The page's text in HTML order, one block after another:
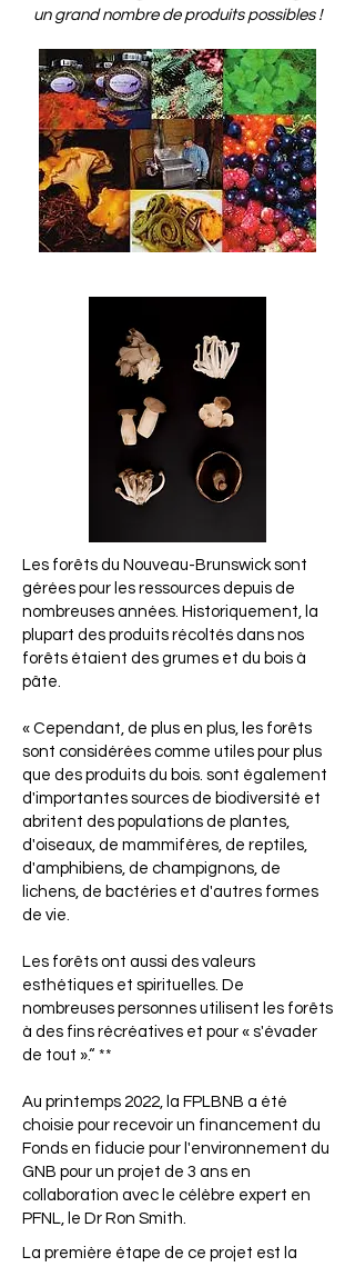
un grand nombre de produits possibles !
Les forêts du Nouveau-Brunswick sont
gérées pour les ressources depuis de
nombreuses années. Historiquement, la
plupart des produits récoltés dans nos
forêts étaient des grumes et du bois à
pâte.
« Cependant, de plus en plus, les forêts
sont considérées comme utiles pour plus
que des produits du bois. sont également
d'importantes sources de biodiversité et
abritent des populations de plantes,
d'oiseaux, de mammifères, de reptiles,
d'amphibiens, de champignons, de
lichens, de bactéries et d'autres formes
de vie.
Les forêts ont aussi des valeurs
esthétiques et spirituelles. De
nombreuses personnes utilisent les forêts
à des fins récréatives et pour « s'évader
de tout ».“ **
Au printemps 2022, la FPLBNB a été
choisie pour recevoir un financement du
Fonds en fiducie pour l'environnement du
GNB pour un projet de 3 ans en
collaboration avec le célèbre expert en
PFNL, le Dr Ron Smith.
La première étape de ce projet est la